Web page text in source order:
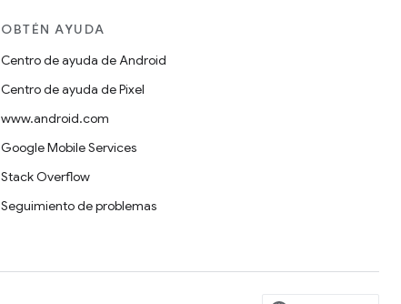
OBTÉN AYUDA
Centro de ayuda de Android
Centro de ayuda de Pixel
www.android.com
Google Mobile Services
Stack Overflow
Seguimiento de problemas